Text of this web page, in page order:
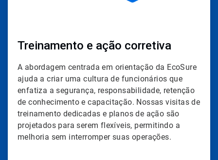
Treinamento e ação corretiva
A abordagem centrada em orientação da EcoSure
ajuda a criar uma cultura de funcionários que
enfatiza a segurança, responsabilidade, retenção
de conhecimento e capacitação. Nossas visitas de
treinamento dedicadas e planos de ação são
projetados para serem flexíveis, permitindo a
melhoria sem interromper suas operações.